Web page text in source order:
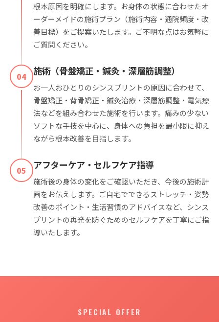
根本原因を明確にします。お身体の状態に合わせたオ
ーダーメイドの施術プラン（施術内容・通院頻度・改
善目標）をご提案いたします。ご不明な点はお気軽に
ご質問ください。
04 施術（骨盤矯正・鍼灸・深層筋調整）
お一人おひとりのシンスプリントの原因に合わせて、
骨盤矯正・背骨矯正・鍼灸治療・深層筋調整・電気療
法などを組み合わせた施術を行います。痛みの少ない
ソフトな手技を中心に、身体への負担を最小限に抑え
ながら根本改善を目指します。
05 アフターケア・セルフケア指導
施術後の身体の変化をご確認いただき、今後の施術計
画をお伝えします。ご自宅でできるストレッチ・姿勢
改善のポイント・生活習慣のアドバイスなど、シンス
プリントの再発を防ぐためのセルフケアを丁寧にご指
導いたします。
SPECIAL OFFER